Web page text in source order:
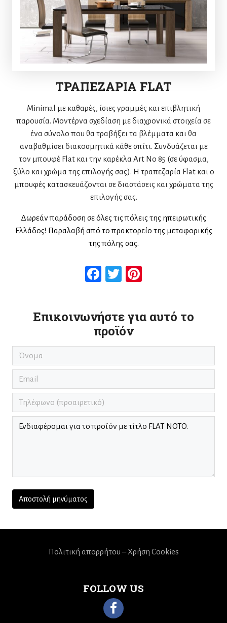
ΤΡΑΠΕΖΑΡΙΑ FLAT
Minimal με καθαρές, ίσιες γραμμές και επιβλητική
παρουσία. Μοντέρνα σχεδίαση με διαχρονικά στοιχεία σε
ένα σύνολο που θα τραβήξει τα βλέμματα και θα
αναβαθμίσει διακοσμητικά κάθε σπίτι. Συνδυάζεται με
τον μπουφέ Flat και την καρέκλα Art No 85 (σε ύφασμα,
ξύλο και χρώμα της επιλογής σας). Η τραπεζαρία Flat και ο
μπουφές κατασκευάζονται σε διαστάσεις και χρώματα της
επιλογής σας.
Δωρεάν παράδοση σε όλες τις πόλεις της ηπειρωτικής
Ελλάδος! Παραλαβή από το πρακτορείο της μεταφορικής
της πόλης σας.
Facebook
Twitter
Επικοινωνήστε για αυτό το
προϊόν
FOLLOW US
Πολιτική απορρήτου – Χρήση Cookies